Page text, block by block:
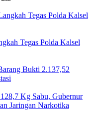
Tegas Polda Kalsel
Bukti 2.137,52
Kg Sabu, Gubernur
Jaringan Narkotika